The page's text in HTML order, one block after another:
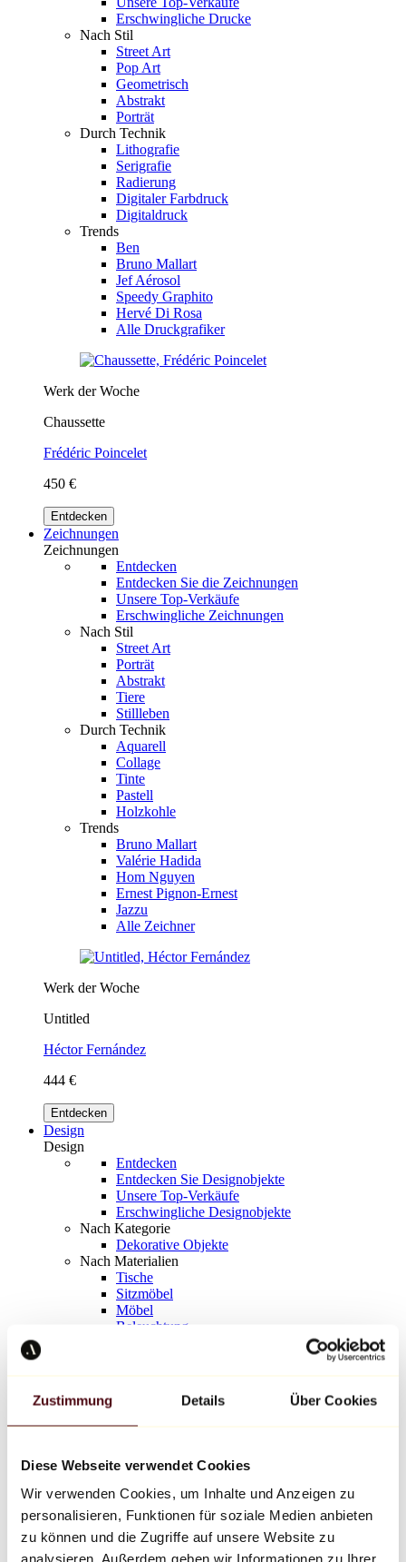
Zustimmung Details Über Cookies
Diese Webseite verwendet Cookies
Wir verwenden Cookies, um Inhalte und Anzeigen zu
personalisieren, Funktionen für soziale Medien anbieten
zu können und die Zugriffe auf unsere Website zu
analysieren. Außerdem geben wir Informationen zu Ihrer
Erschwingliche Drucke
Nach Stil
Street Art
Pop Art
Geometrisch
Abstrakt
Porträt
Durch Technik
Lithografie
Serigrafie
Radierung
Digitaler Farbdruck
Digitaldruck
Trends
Ben
Bruno Mallart
Jef Aérosol
Speedy Graphito
Hervé Di Rosa
Alle Druckgrafiker
Werk der Woche
Chaussette
Frédéric Poincelet
450 €
Entdecken
Zeichnungen
Zeichnungen
Entdecken
Entdecken Sie die Zeichnungen
Unsere Top-Verkäufe
Erschwingliche Zeichnungen
Nach Stil
Street Art
Porträt
Abstrakt
Tiere
Stillleben
Durch Technik
Aquarell
Collage
Tinte
Pastell
Holzkohle
Trends
Bruno Mallart
Valérie Hadida
Hom Nguyen
Ernest Pignon-Ernest
Jazzu
Alle Zeichner
Werk der Woche
Untitled
Héctor Fernández
444 €
Entdecken
Design
Design
Entdecken
Entdecken Sie Designobjekte
Unsere Top-Verkäufe
Erschwingliche Designobjekte
Nach Kategorie
Dekorative Objekte
Nach Materialien
Tische
Sitzmöbel
Möbel
Beleuchtung
Richard Orlinski
Keith Haring
Jeff Koons
Jean-Michel Basquiat
Alle Designer
Werk der Woche